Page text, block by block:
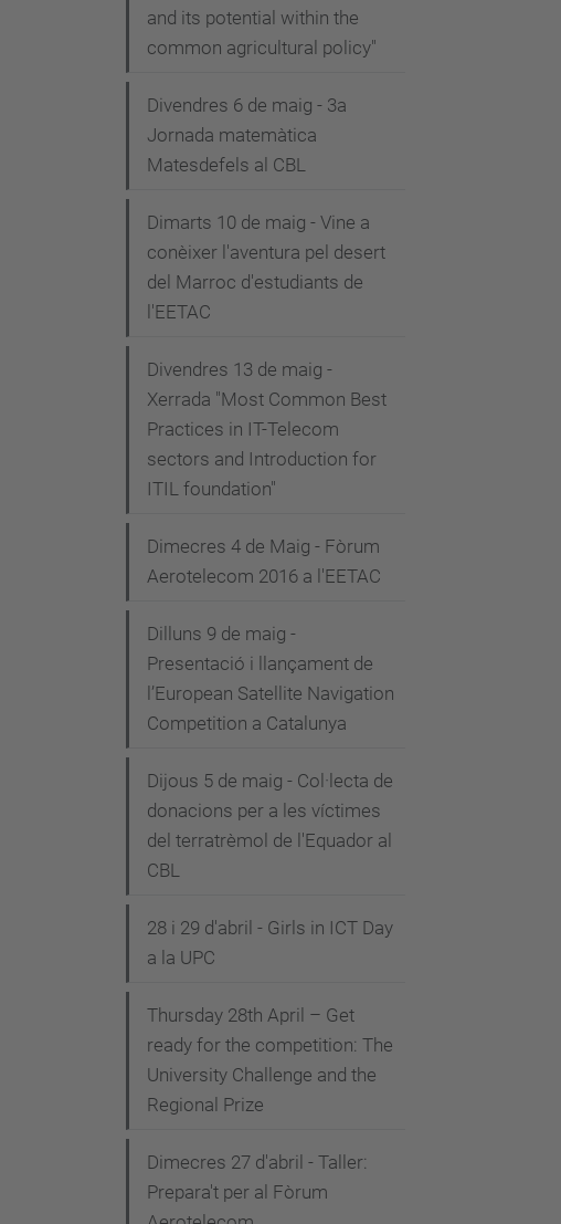
and its potential within the
common agricultural policy"
Divendres 6 de maig - 3a
Jornada matemàtica
Matesdefels al CBL
Dimarts 10 de maig - Vine a
conèixer l'aventura pel desert
del Marroc d'estudiants de
l'EETAC
Divendres 13 de maig -
Xerrada "Most Common Best
Practices in IT-Telecom
sectors and Introduction for
ITIL foundation"
Dimecres 4 de Maig - Fòrum
Aerotelecom 2016 a l'EETAC
Dilluns 9 de maig -
Presentació i llançament de
l’European Satellite Navigation
Competition a Catalunya
Dijous 5 de maig - Col·lecta de
donacions per a les víctimes
del terratrèmol de l'Equador al
CBL
28 i 29 d'abril - Girls in ICT Day
a la UPC
Thursday 28th April – Get
ready for the competition: The
University Challenge and the
Regional Prize
Dimecres 27 d'abril - Taller:
Prepara't per al Fòrum